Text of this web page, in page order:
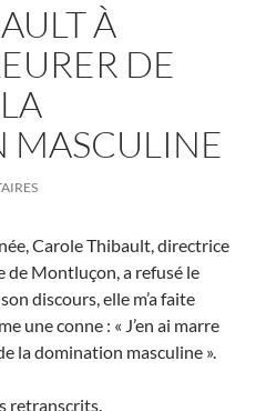
À
DE
Carole Thibault, directrice
Montluçon, a refusé le
discours, elle m’a faite
une conne : « J’en ai marre
la domination masculine ».
retranscrits.